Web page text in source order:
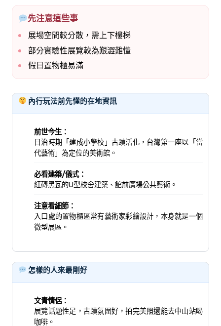
先注意這些事
展場空間較分散，需上下樓梯
部分實驗性展覽較為艱澀難懂
假日置物櫃易滿
內行玩法前先懂的在地資訊
前世今生：
日治時期「建成小學校」古蹟活化，台灣第一座以「當
代藝術」為定位的美術館。
必看建築/儀式：
紅磚黑瓦的U型校舍建築、館前廣場公共藝術。
注意看細節：
入口處的置物櫃區常有藝術家彩繪設計，本身就是一個
微型展區。
怎樣的人來最剛好
文青情侶：
展覽話題性足，古蹟氛圍好，拍完美照還能去中山站喝
咖啡。